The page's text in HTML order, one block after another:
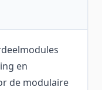
en
de modulaire